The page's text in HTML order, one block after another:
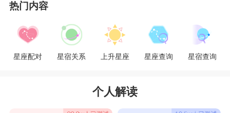
都要管了，让对方感到压力，觉得自己的恋人怎么
跟一个“事妈”一样，而且天秤座的人做事犹豫不
热门内容
星座配对 星宿关系 上升星座 星座查询 星宿查询
个人解读